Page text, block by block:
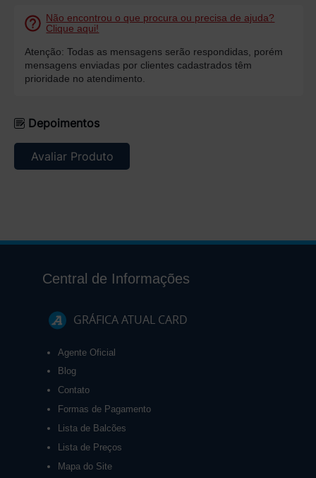
Não encontrou o que procura ou precisa de ajuda?
Clique aqui!
Atenção: Todas as mensagens serão respondidas, porém
mensagens enviadas por clientes cadastrados têm
prioridade no atendimento.
Depoimentos
Avaliar Produto
Central de Informações
GRÁFICA ATUAL CARD
Agente Oficial
Blog
Contato
Formas de Pagamento
Lista de Balcões
Lista de Preços
Mapa do Site